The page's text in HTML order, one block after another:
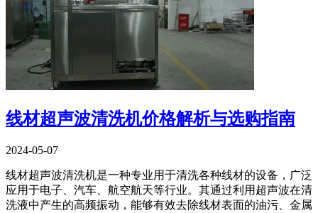
线材超声波清洗机价格解析与选购指南
2024-05-07
线材超声波清洗机是一种专业用于清洗各种线材的设备，广泛
应用于电子、汽车、航空航天等行业。其通过利用超声波在清
洗液中产生的高频振动，能够有效去除线材表面的油污、金属